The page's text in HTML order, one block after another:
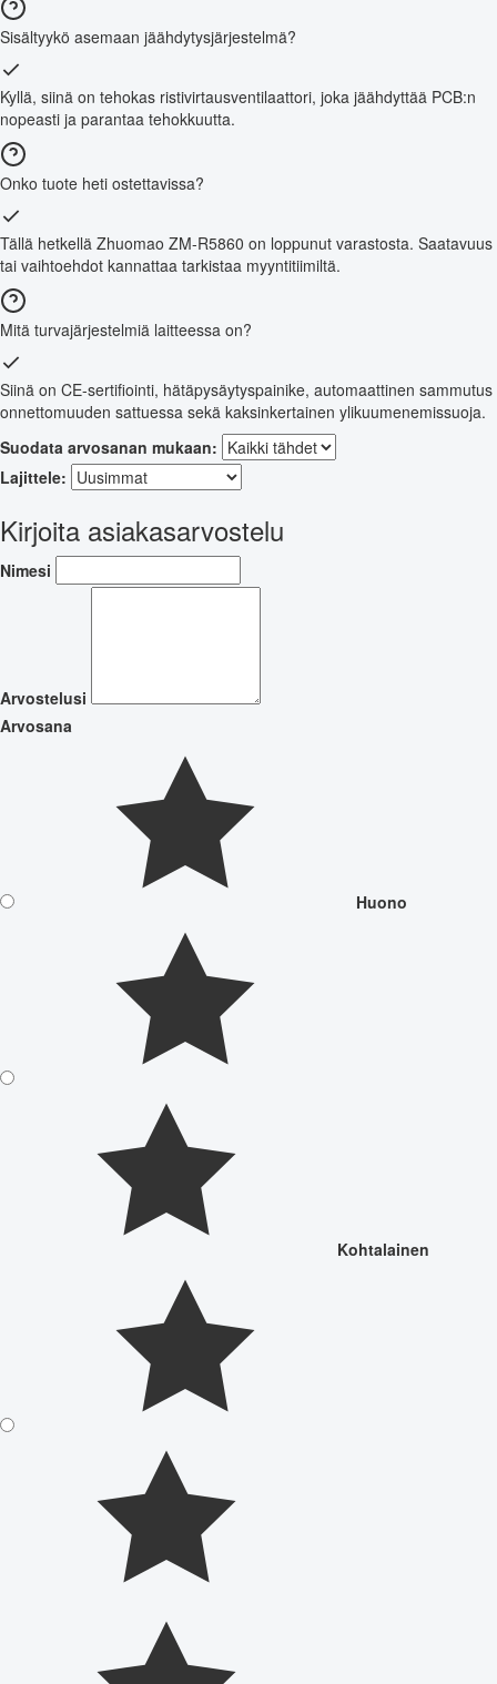
Sisältyykö asemaan jäähdytysjärjestelmä?
Kyllä, siinä on tehokas ristivirtausventilaattori, joka jäähdyttää PCB:n
nopeasti ja parantaa tehokkuutta.
Onko tuote heti ostettavissa?
Tällä hetkellä Zhuomao ZM-R5860 on loppunut varastosta. Saatavuus
tai vaihtoehdot kannattaa tarkistaa myyntitiimiltä.
Mitä turvajärjestelmiä laitteessa on?
Siinä on CE-sertifiointi, hätäpysäytyspainike, automaattinen sammutus
onnettomuuden sattuessa sekä kaksinkertainen ylikuumenemissuoja.
Suodata arvosanan mukaan:
Lajittele:
Kirjoita asiakasarvostelu
Nimesi
Arvostelusi
Arvosana
Huono
Kohtalainen